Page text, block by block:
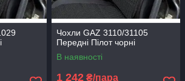
Чохли GAZ 3110/31105
Передні Пілот чорні
В наявності
1 242 ₴/пара